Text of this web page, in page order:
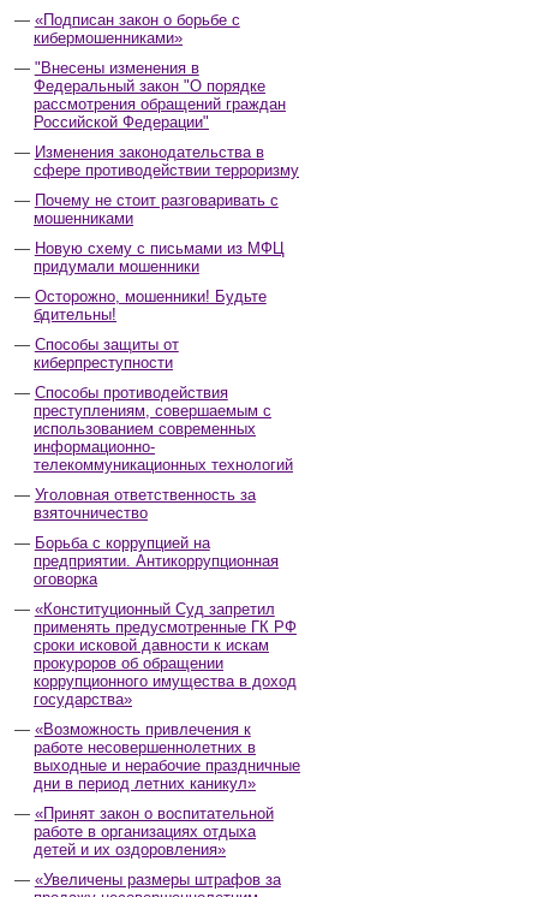
«Подписан закон о борьбе с
кибермошенниками»
"Внесены изменения в
Федеральный закон "О порядке
рассмотрения обращений граждан
Российской Федерации"
Изменения законодательства в
сфере противодействии терроризму
Почему не стоит разговаривать с
мошенниками
Новую схему с письмами из МФЦ
придумали мошенники
Осторожно, мошенники! Будьте
бдительны!
Способы защиты от
киберпреступности
Способы противодействия
преступлениям, совершаемым с
использованием современных
информационно-
телекоммуникационных технологий
Уголовная ответственность за
взяточничество
Борьба с коррупцией на
предприятии. Антикоррупционная
оговорка
«Конституционный Суд запретил
применять предусмотренные ГК РФ
сроки исковой давности к искам
прокуроров об обращении
коррупционного имущества в доход
государства»
«Возможность привлечения к
работе несовершеннолетних в
выходные и нерабочие праздничные
дни в период летних каникул»
«Принят закон о воспитательной
работе в организациях отдыха
детей и их оздоровления»
«Увеличены размеры штрафов за